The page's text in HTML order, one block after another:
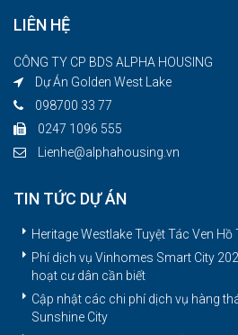
LIÊN HỆ
CÔNG TY CP BDS ALPHA HOUSING
Dự Án Golden West Lake
098700 33 77
0247 1096 555
Lienhe@alphahousing.vn
TIN TỨC DỰ ÁN
Heritage Westlake Tuyệt Tác Ven Hồ
Phí dịch vụ Vinhomes Smart City
hoạt cư dân cần biết
Cập nhật các chi phí dịch vụ hàng
Sunshine City